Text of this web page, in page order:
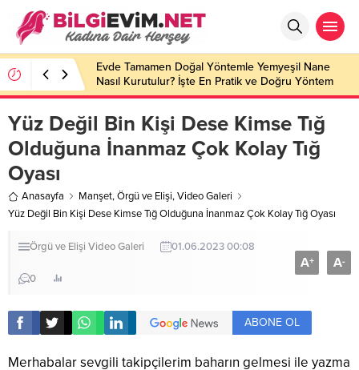
Evde Tamamen Doğal Yöntemle Yemyeşil Nane
Nasıl Kurutulur? İşte En Pratik ve Doğru Yöntem
Yüz Değil Bin Kişi Dese Kimse Tığ
Olduğuna İnanmaz Çok Kolay Tığ
Oyası
Anasayfa Manşet,Örgü ve Elişi,Video Galeri
Yüz Değil Bin Kişi Dese Kimse Tığ Olduğuna İnanmaz Çok Kolay Tığ Oyası
Örgü ve Elişi Video Galeri 01.06.2023 00:08
0
A+ A-
ABONE OL
Merhabalar sevgili takipçilerim baharın gelmesi ile yazma